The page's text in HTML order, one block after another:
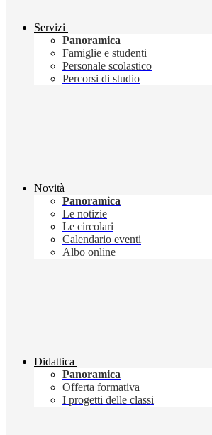
Servizi
Panoramica
Famiglie e studenti
Personale scolastico
Percorsi di studio
Novità
Panoramica
Le notizie
Le circolari
Calendario eventi
Albo online
Didattica
Panoramica
Offerta formativa
I progetti delle classi